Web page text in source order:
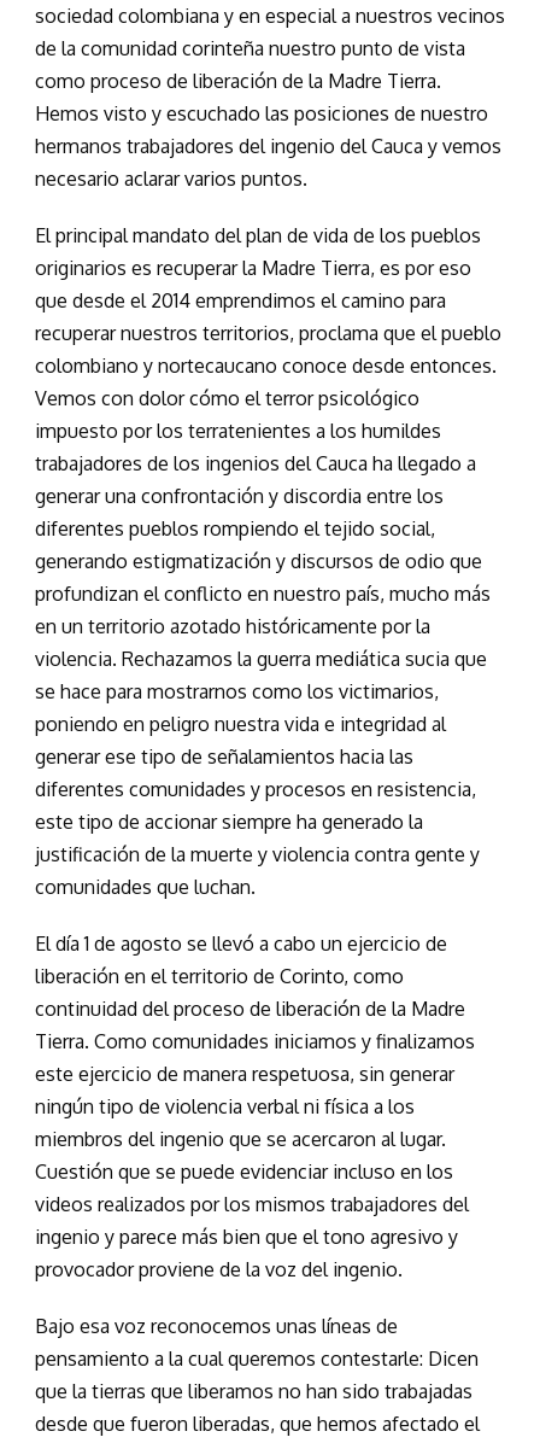
sociedad colombiana y en especial a nuestros vecinos
de la comunidad corinteña nuestro punto de vista
como proceso de liberación de la Madre Tierra.
Hemos visto y escuchado las posiciones de nuestro
hermanos trabajadores del ingenio del Cauca y vemos
necesario aclarar varios puntos.
El principal mandato del plan de vida de los pueblos
originarios es recuperar la Madre Tierra, es por eso
que desde el 2014 emprendimos el camino para
recuperar nuestros territorios, proclama que el pueblo
colombiano y nortecaucano conoce desde entonces.
Vemos con dolor cómo el terror psicológico
impuesto por los terratenientes a los humildes
trabajadores de los ingenios del Cauca ha llegado a
generar una confrontación y discordia entre los
diferentes pueblos rompiendo el tejido social,
generando estigmatización y discursos de odio que
profundizan el conflicto en nuestro país, mucho más
en un territorio azotado históricamente por la
violencia. Rechazamos la guerra mediática sucia que
se hace para mostrarnos como los victimarios,
poniendo en peligro nuestra vida e integridad al
generar ese tipo de señalamientos hacia las
diferentes comunidades y procesos en resistencia,
este tipo de accionar siempre ha generado la
justificación de la muerte y violencia contra gente y
comunidades que luchan.
El día 1 de agosto se llevó a cabo un ejercicio de
liberación en el territorio de Corinto, como
continuidad del proceso de liberación de la Madre
Tierra. Como comunidades iniciamos y finalizamos
este ejercicio de manera respetuosa, sin generar
ningún tipo de violencia verbal ni física a los
miembros del ingenio que se acercaron al lugar.
Cuestión que se puede evidenciar incluso en los
videos realizados por los mismos trabajadores del
ingenio y parece más bien que el tono agresivo y
provocador proviene de la voz del ingenio.
Bajo esa voz reconocemos unas líneas de
pensamiento a la cual queremos contestarle: Dicen
que la tierras que liberamos no han sido trabajadas
desde que fueron liberadas, que hemos afectado el